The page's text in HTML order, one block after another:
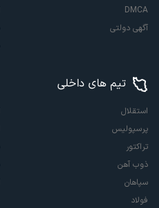
DMCA
آگهی دولتی
تیم های داخلی
استقلال
پرسپولیس
تراکتور
ذوب آهن
سپاهان
فولاد